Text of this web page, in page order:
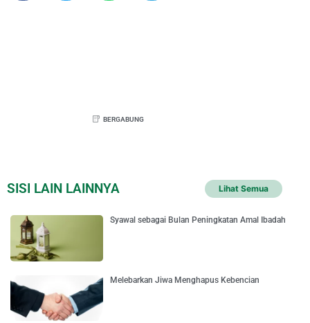
BERGABUNG
SISI LAIN LAINNYA Lihat Semua
Syawal sebagai Bulan Peningkatan Amal Ibadah
Melebarkan Jiwa Menghapus Kebencian